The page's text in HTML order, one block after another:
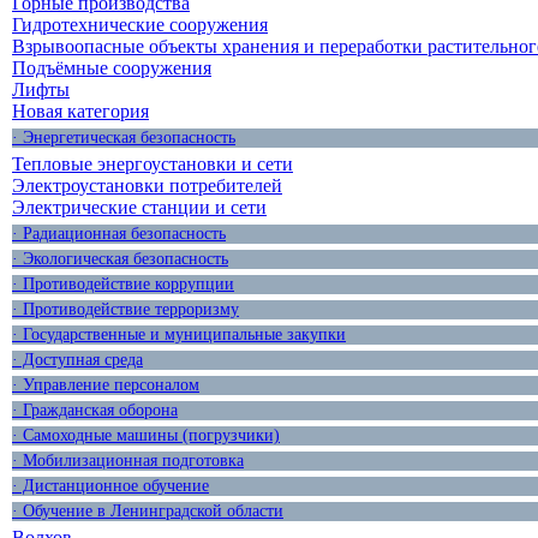
Гидротехнические сооружения
Взрывоопасные объекты хранения и переработки
Подъёмные сооружения
Лифты
Новая категория
· Энергетическая безопасность
Тепловые энергоустановки и сети
Электроустановки потребителей
Электрические станции и сети
· Радиационная безопасность
· Экологическая безопасность
· Противодействие коррупции
· Противодействие терроризму
· Государственные и муниципальные закупки
· Доступная среда
· Управление персоналом
· Гражданская оборона
· Самоходные машины (погрузчики)
· Мобилизационная подготовка
· Дистанционное обучение
· Обучение в Ленинградской области